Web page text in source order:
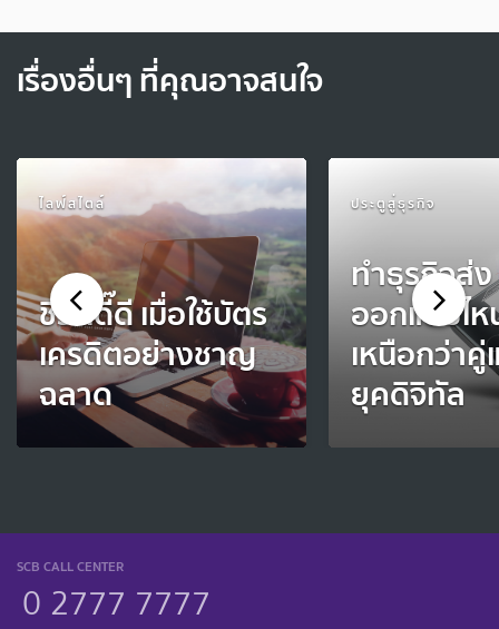
เรื่องอื่นๆ ที่คุณอาจสนใจ
ไลฟ์สไตล์
ชีวิตดี๊ดี เมื่อใช้บัตร
เครดิตอย่างชาญ
ฉลาด
ประตูสู่ธุรกิจ
ทำธุรกิจส่ง
ออกแบบไห
เหนือกว่าคู่
ยุคดิจิทัล
SCB CALL CENTER
0 2777 7777